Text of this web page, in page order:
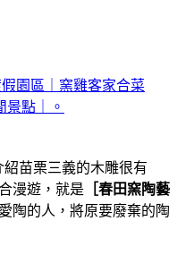
園區｜窯雞客家合菜
點｜。
苗栗三義的木雕很有
漫遊，就是 ［春田窯陶藝
陶的人，將原要廢棄的陶